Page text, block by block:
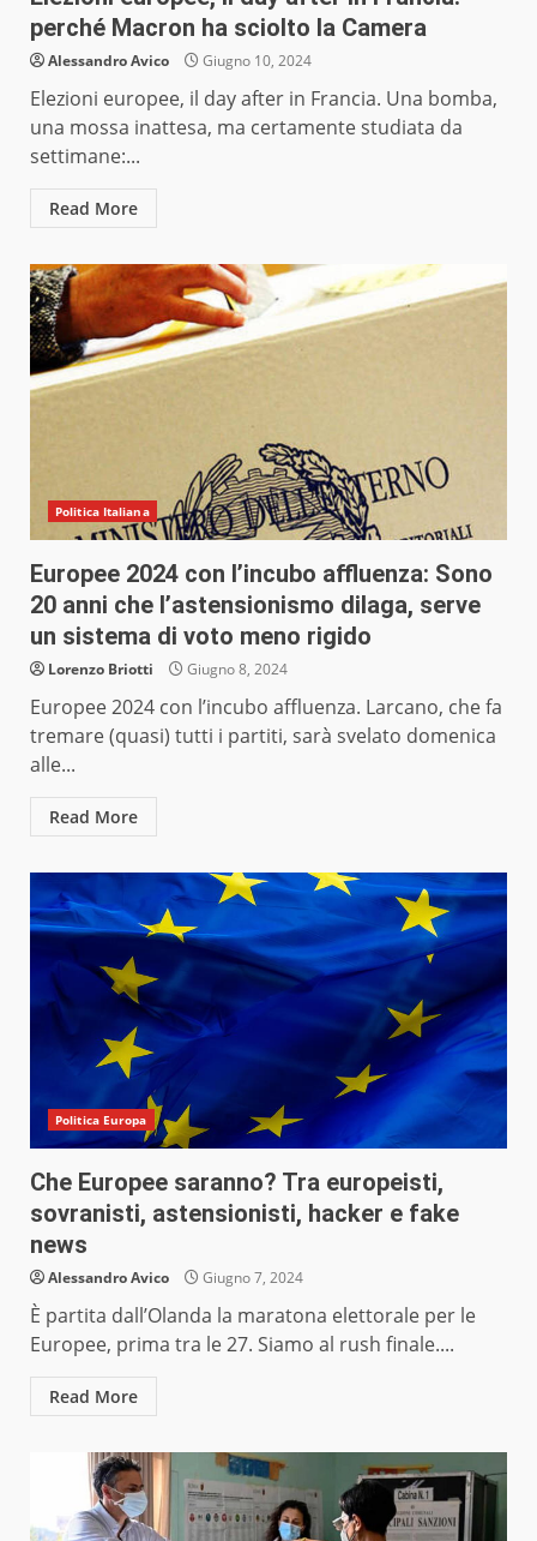
perché Macron ha sciolto la Camera
Alessandro Avico Giugno 10, 2024
Elezioni europee, il day after in Francia. Una bomba,
una mossa inattesa, ma certamente studiata da
settimane:...
Read More
Politica Italiana
Europee 2024 con l’incubo affluenza: Sono
20 anni che l’astensionismo dilaga, serve
un sistema di voto meno rigido
Lorenzo Briotti Giugno 8, 2024
Europee 2024 con l’incubo affluenza. Larcano, che fa
tremare (quasi) tutti i partiti, sarà svelato domenica
alle...
Read More
Politica Europa
Che Europee saranno? Tra europeisti,
sovranisti, astensionisti, hacker e fake
news
Alessandro Avico Giugno 7, 2024
È partita dall’Olanda la maratona elettorale per le
Europee, prima tra le 27. Siamo al rush finale....
Read More